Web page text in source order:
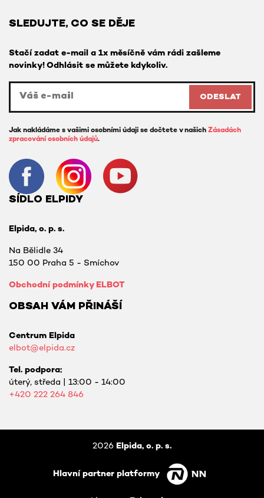
SLEDUJTE, CO SE DĚJE
Stačí zadat e-mail a 1x měsíčně vám rádi zašleme
novinky! Odhlásit se můžete kdykoliv.
ODESLAT
Jak nakládáme s vašimi osobními údaji se dočtete v našich Zásadách
zpracování osobních údajů.
SÍDLO ELPIDY
Elpida, o. p. s.
Na Bělidle 34
150 00 Praha 5 - Smíchov
Obchodní podmínky ELBOT
OBSAH VÁM PŘINÁŠÍ
Centrum Elpida
elbot@elpida.cz
Tel. podpora:
úterý, středa | 13:00 - 14:00
+420 222 264 846
2026 Elpida, o. p. s.
Hlavní partner platformy